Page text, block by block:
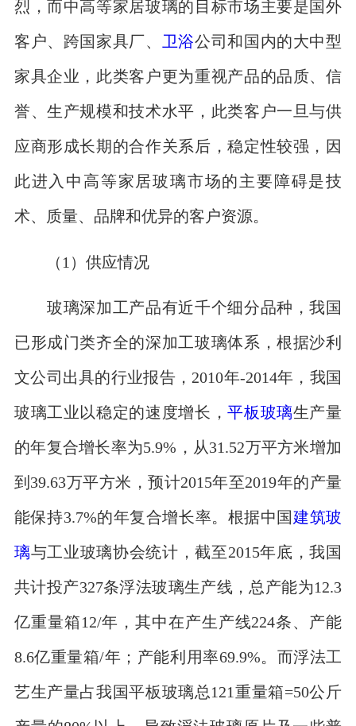
烈，而中高等家居玻璃的目标市场主要是国外
客户、跨国家具厂、 卫浴公司和国内的大中型
家具企业，此类客户更为重视产品的品质、信
誉、生产规模和技术水平，此类客户一旦与供
应商形成长期的合作关系后，稳定性较强，因
此进入中高等家居玻璃市场的主要障碍是技
术、质量、品牌和优异的客户资源。
（1）供应情况
玻璃深加工产品有近千个细分品种，我国
已形成门类齐全的深加工玻璃体系，根据沙利
文公司出具的行业报告，2010年-2014年，我国
玻璃工业以稳定的速度增长，平板玻璃生产量
的年复合增长率为5.9%，从31.52万平方米增加
到39.63万平方米，预计2015年至2019年的产量
能保持3.7%的年复合增长率。根据中国 建筑玻
璃与工业玻璃协会统计，截至2015年底，我国
共计投产327条浮法玻璃生产线，总产能为12.3
亿重量箱12/年，其中在产生产线224条、产能
8.6亿重量箱/年；产能利用率69.9%。而浮法工
艺生产量占我国平板玻璃总121重量箱=50公斤